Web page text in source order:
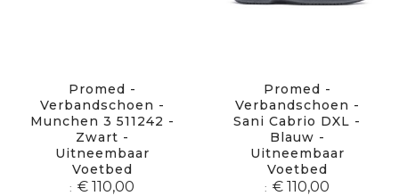
Promed -
Verbandschoen -
Munchen 3 511242 -
Zwart -
Uitneembaar
Voetbed
€ 110,00
Promed -
Verbandschoen -
Sani Cabrio DXL -
Blauw -
Uitneembaar
Voetbed
€ 110,00